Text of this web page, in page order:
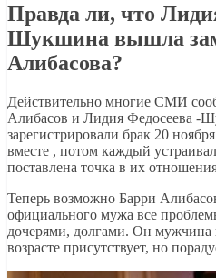
Правда ли, что
Шукшина вышла
Алибасова?
Действительно многие СМИ
Алибасов и Лидия Федосеева -
зарегистрировали брак 20
вместе , потом каждый
поставлена точка в их
Теперь возможно Барри
официального мужа все
дочерями, долгами. Он мужчина
возрасте присутствует, но